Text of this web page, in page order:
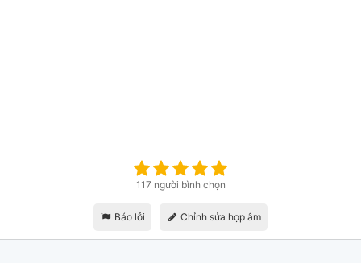
117 người bình chọn
Báo lỗi Chỉnh sửa hợp âm